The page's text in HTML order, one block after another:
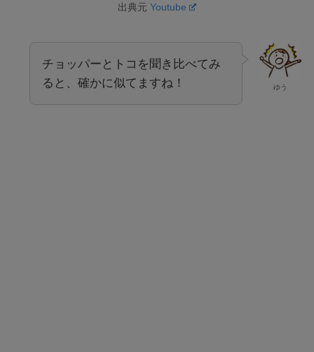
出典元 Youtube
ゆう
チョッパーとトコを聞き比べてみ
ると、確かに似てますね！